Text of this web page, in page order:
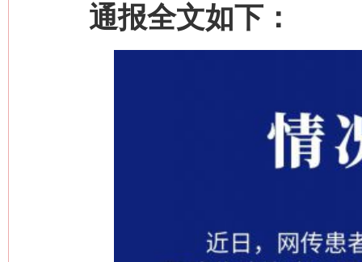
通报全文如下：